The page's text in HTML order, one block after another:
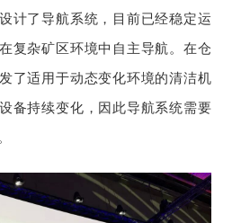
计了导航系统，目前已经稳定运
复杂矿区环境中自主导航。在仓
了适用于动态变化环境的清洁机
备持续变化，因此导航系统需要